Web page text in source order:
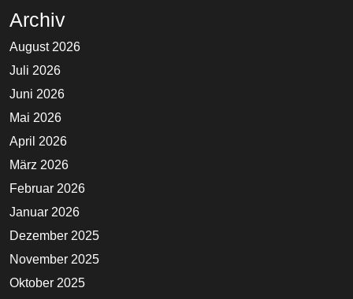
Archiv
August 2026
Juli 2026
Juni 2026
Mai 2026
April 2026
März 2026
Februar 2026
Januar 2026
Dezember 2025
November 2025
Oktober 2025